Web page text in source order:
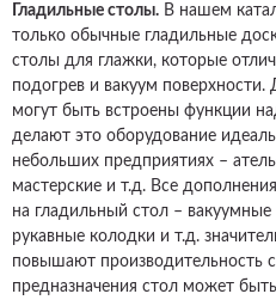
Гладильные столы. В нашем
только обычные гладильные
столы для глажки, которые
подогрев и вакуум поверхности.
могут быть встроены функции
делают это оборудование
небольших предприятиях –
мастерские и т.д. Все
на гладильный стол –
рукавные колодки и т.д.
повышают производительность
предназначения стол может